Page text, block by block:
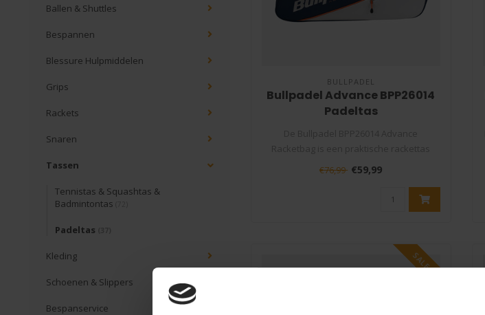
Ballen & Shuttles
Bespannen
Blessure Hulpmiddelen
Grips
Rackets
Snaren
Tassen
Tennistas & Squashtas &
Badmintontas
Padeltas
Kleding
Schoenen & Slippers
Bespanservice
BULLPADEL
Bullpadel Advance BPP26014
Padeltas
voor speler..
€76,99 €59,99
SALE -6%